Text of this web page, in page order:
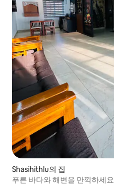
Shasihithlu의 집
푸른 바다와 해변을 만끽하세요